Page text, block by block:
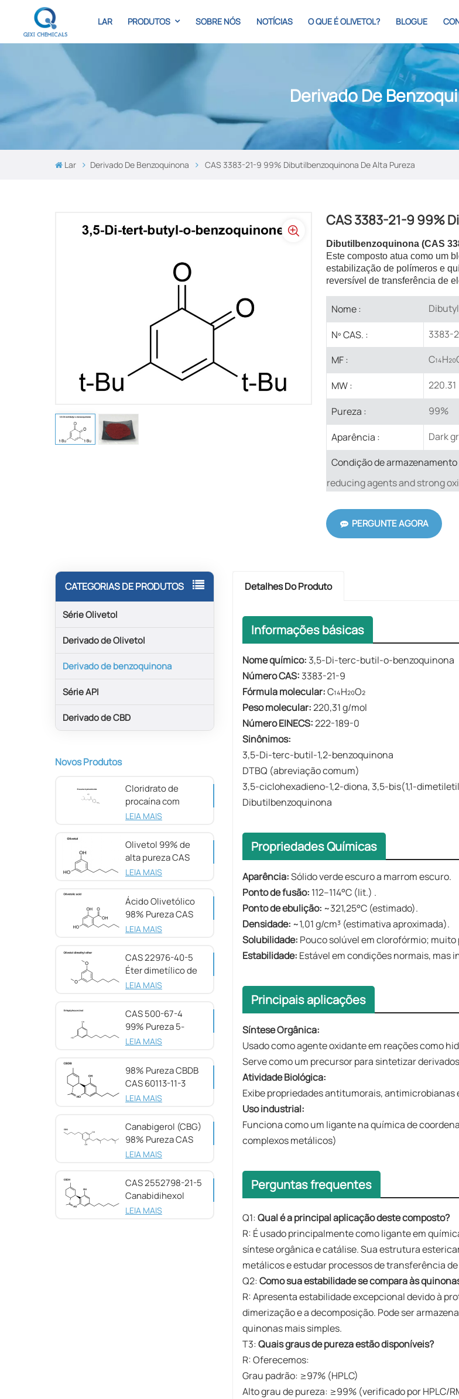
LAR PRODUTOS SOBRE NÓS NOTÍCIAS O QUE É OLIVETOL? BLOGUE
Derivado De
Lar Derivado De Benzoquinona CAS 3383-21-9 99% Dibutilbenzoquinona De Alta Pureza
CAS 3383-21-9 99%
Dibutilbenzoquinona (CAS
Este composto atua como um
estabilização de polímeros e
reversível de transferência de
Nome :
Nº CAS. : 3383-
MF :
MW : 220.31
Pureza : 99%
Aparência : Dark
Condição de armazenamento
reducing agents and strong
PERGUNTE AGORA
CATEGORIAS DE PRODUTOS
Série Olivetol
Derivado de Olivetol
Derivado de benzoquinona
Série API
Derivado de CBD
Novos Produtos
Cloridrato de
procaína com
pureza de 98%
LEIA MAIS
Olivetol 99% de
alta pureza CAS
500-66-3
LEIA MAIS
Ácido Olivetólico
98% Pureza CAS
491-72-5
LEIA MAIS
CAS 22976-40-5
Éter dimetílico de
olivetol, 98%
LEIA MAIS
CAS 500-67-4
99% Pureza 5-
Heptilresorcinol
LEIA MAIS
98% Pureza CBDB
CAS 60113-11-3
LEIA MAIS
Canabigerol (CBG)
98% Pureza CAS
25654-31-3
LEIA MAIS
CAS 2552798-21-5
Canabidihexol
(CBDH), 98%
LEIA MAIS
Detalhes Do Produto
Informações básicas
Nome químico: 3,5-Di-terc-butil-o-benzoquinona
Número CAS: 3383-21-9
Fórmula molecular:C₁₄H₂₀O₂
Peso molecular:220,31 g/mol
Número EINECS:222-189-0
Sinônimos:
3,5-Di-terc-butil-1,2-benzoquinona
DTBQ (abreviação comum)
3,5-ciclohexadieno-1,2-diona, 3,5-bis(1,1-
Dibutilbenzoquinona
Propriedades Químicas
Aparência:Sólido verde escuro a marrom escuro.
Ponto de fusão: 112–114°C (lit.) .
Ponto de ebulição: ~321,25°C (estimado).
Densidade: ~1,01 g/cm³ (estimativa aproximada).
Solubilidade: Pouco solúvel em clorofórmio;
Estabilidade: Estável em condições normais, mas
Principais aplicações
Síntese Orgânica:
Usado como agente oxidante em reações como
Serve como um precursor para sintetizar
Atividade Biológica:
Exibe propriedades antitumorais,
Uso industrial:
Funciona como um ligante na química de
complexos metálicos)
Perguntas frequentes
Q1:Qual é a principal aplicação deste composto?
R: É usado principalmente como ligante em
síntese orgânica e catálise. Sua estrutura
metálicos e estudar processos de transferência
​Q2:Como sua estabilidade se compara às
R: Apresenta estabilidade excepcional devido à
dimerização e a decomposição. Pode ser
quinonas mais simples.
​T3:Quais graus de pureza estão disponíveis?
​R:​​ Oferecemos:
Grau padrão: ≥97% (HPLC)
Alto grau de pureza: ≥99% (verificado por HPLC/